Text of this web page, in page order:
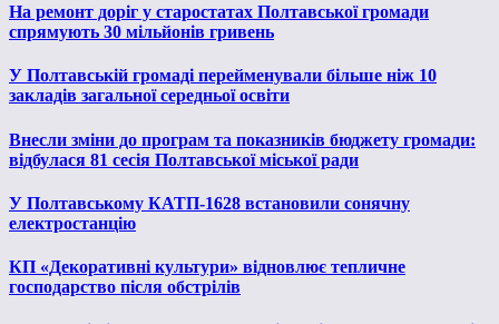
На ремонт доріг у старостатах Полтавської громади
спрямують 30 мільйонів гривень
У Полтавській громаді перейменували більше ніж 10
закладів загальної середньої освіти
Внесли зміни до програм та показників бюджету громади:
відбулася 81 сесія Полтавської міської ради
У Полтавському КАТП-1628 встановили сонячну
електростанцію
КП «Декоративні культури» відновлює тепличне
господарство після обстрілів